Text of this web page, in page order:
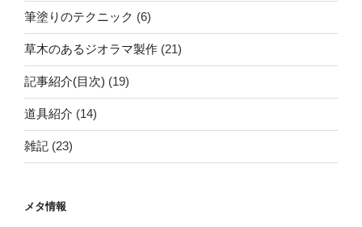
筆塗りのテクニック (6)
草木のあるジオラマ製作 (21)
記事紹介(目次) (19)
道具紹介 (14)
雑記 (23)
メタ情報